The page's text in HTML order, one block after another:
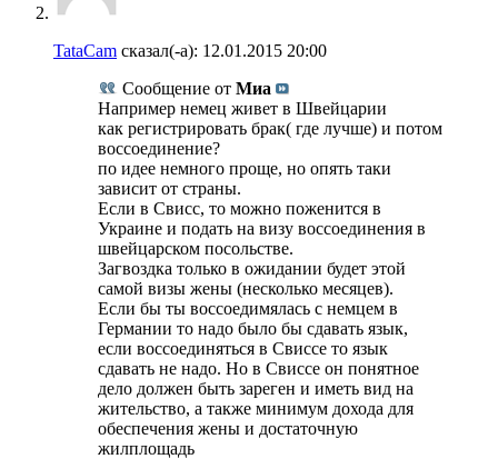
TataCam сказал(-а): 12.01.2015 20:00
Сообщение от Миа
Например немец живет в Швейцарии
как регистрировать брак( где лучше) и потом
воссоединение?
по идее немного проще, но опять таки
зависит от страны.
Если в Свисс, то можно поженится в
Украине и подать на визу воссоединения в
швейцарском посольстве.
Загвоздка только в ожидании будет этой
самой визы жены (несколько месяцев).
Если бы ты воссоедимялась с немцем в
Германии то надо было бы сдавать язык,
если воссоединяться в Свиссе то язык
сдавать не надо. Но в Свиссе он понятное
дело должен быть зареген и иметь вид на
жительство, а также минимум дохода для
обеспечения жены и достаточную
жилплощадь